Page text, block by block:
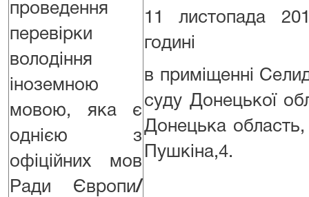
проведення
перевірки
володіння
іноземною
мовою, яка є
однією з
офіційних мов
Ради Європи/
11 листопада
годині
в приміщенні
суду Донецької
Донецька
Пушкіна,4.